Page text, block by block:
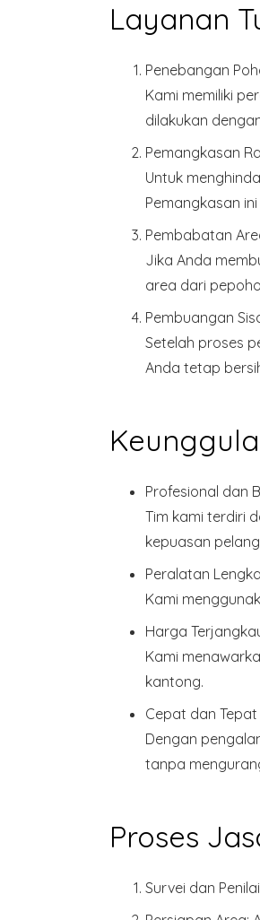
Layanan
Penebangan
Kami memiliki
dilakukan
Pemangkasan
Untuk
Pemangkasan
Pembabatan
Jika Anda
area dari
Pembuangan
Setelah proses
Anda tetap
Profesional dan
Tim kami terdiri
kepuasan
Peralatan
Kami
Harga
Kami
kantong.
Cepat dan
Dengan
tanpa
Proses
Survei dan